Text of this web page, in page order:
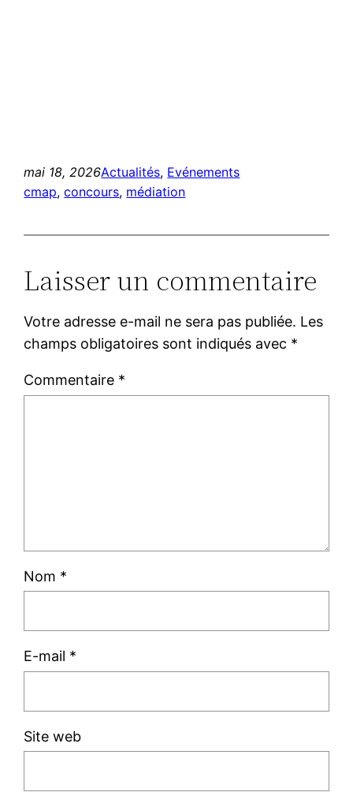
mai 18, 2026Actualités, Evénements
cmap, concours, médiation
Laisser un commentaire
Votre adresse e-mail ne sera pas publiée. Les
champs obligatoires sont indiqués avec *
Commentaire *
Nom *
E-mail *
Site web